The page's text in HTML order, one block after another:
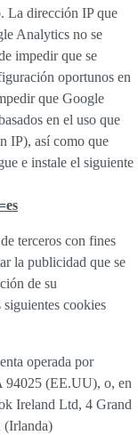
La dirección IP que
Analytics no se
impedir que se
oportunos en
que Google
en el uso que
IP), así como que
e instale el siguiente
de terceros con fines
la publicidad que se
de su
cookies
operada por
94025 (EE.UU), o, en
Ireland Ltd, 4 Grand
(Irlanda)